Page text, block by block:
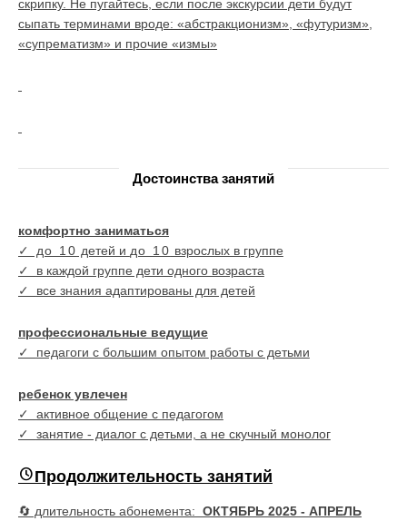
скрипку. Не пугайтесь, если после экскурсии дети будут
сыпать терминами вроде: «абстракционизм», «футуризм»,
«супрематизм» и прочие «измы»
Достоинства занятий
комфортно заниматься
✓ до 10 детей и до 10 взрослых в группе
✓ в каждой группе дети одного возраста
✓ все знания адаптированы для детей
профессиональные ведущие
✓ педагоги с большим опытом работы с детьми
ребенок увлечен
✓ активное общение с педагогом
✓ занятие - диалог с детьми, а не скучный монолог
Продолжительность занятий
🔄 длительность абонемента: ОКТЯБРЬ 2025 - АПРЕЛЬ